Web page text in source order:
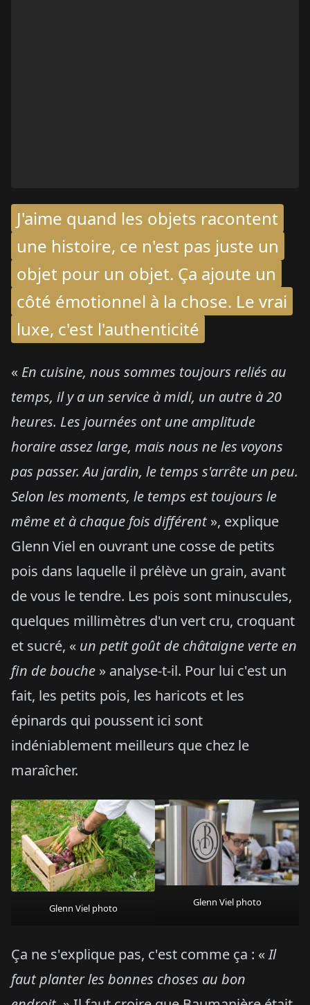
J'aime quand les objets racontent
une histoire, ce n'est pas juste un
objet pour un objet. Ça ajoute un
côté émotionnel à la chose. Le vrai
luxe, c'est l'authenticité
« En cuisine, nous sommes toujours reliés au
temps, il y a un service à midi, un autre à 20
heures. Les journées ont une amplitude
horaire assez large, mais nous ne les voyons
pas passer. Au jardin, le temps s'arrête un peu.
Selon les moments, le temps est toujours le
même et à chaque fois différent», explique
Glenn Viel en ouvrant une cosse de petits
pois dans laquelle il prélève un grain, avant
de vous le tendre. Les pois sont minuscules,
quelques millimètres d'un vert cru, croquant
et sucré, « un petit goût de châtaigne verte en
fin de bouche » analyse-t-il. Pour lui c'est un
fait, les petits pois, les haricots et les
épinards qui poussent ici sont
indéniablement meilleurs que chez le
maraîcher.
Glenn Viel photo
Glenn Viel photo
Ça ne s'explique pas, c'est comme ça : «Il
faut planter les bonnes choses au bon